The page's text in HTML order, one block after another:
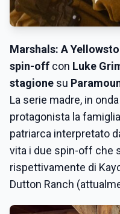
Marshals: A
spin-off con Luke
stagione su
La serie madre, in
protagonista la
patriarca interpretato
vita i due spin-off che
rispettivamente di
Dutton Ranch